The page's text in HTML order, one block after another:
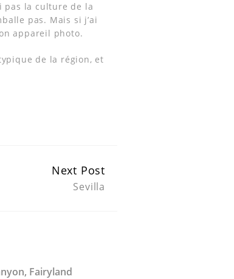
pas la culture de la
pas. Mais si j’ai
appareil photo.
de la région, et
Next Post
Sevilla
Fairyland